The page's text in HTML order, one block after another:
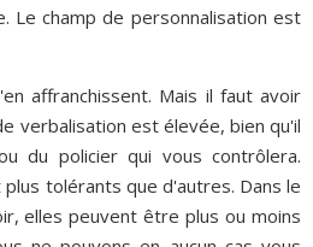
Le champ de personnalisation est
affranchissent. Mais il faut avoir
verbalisation est élevée, bien qu'il
du policier qui vous contrôlera.
tolérants que d'autres. Dans le
elles peuvent être plus ou moins